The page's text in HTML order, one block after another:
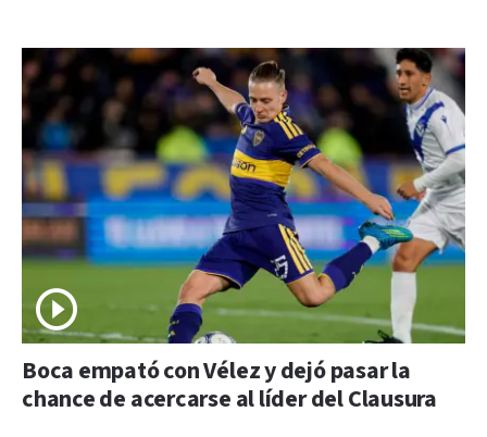
Boca empató con Vélez y dejó pasar la
chance de acercarse al líder del Clausura